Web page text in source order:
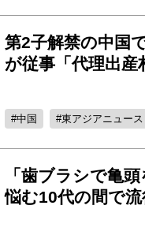
第2子解禁の中国
が従事「代理出産
中国 東アジアニュース
「歯ブラシで亀
悩む10代の間で